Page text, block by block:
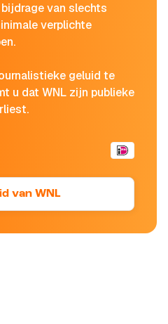
van slechts
verplichte
geluid te
u dat WNL zijn publieke
van WNL